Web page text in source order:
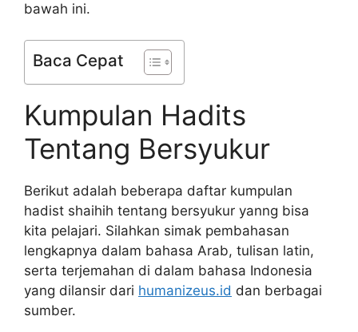
bawah ini.
Baca Cepat
Kumpulan Hadits
Tentang Bersyukur
Berikut adalah beberapa daftar kumpulan
hadist shaihih tentang bersyukur yanng bisa
kita pelajari. Silahkan simak pembahasan
lengkapnya dalam bahasa Arab, tulisan latin,
serta terjemahan di dalam bahasa Indonesia
yang dilansir dari humanizeus.id dan berbagai
sumber.